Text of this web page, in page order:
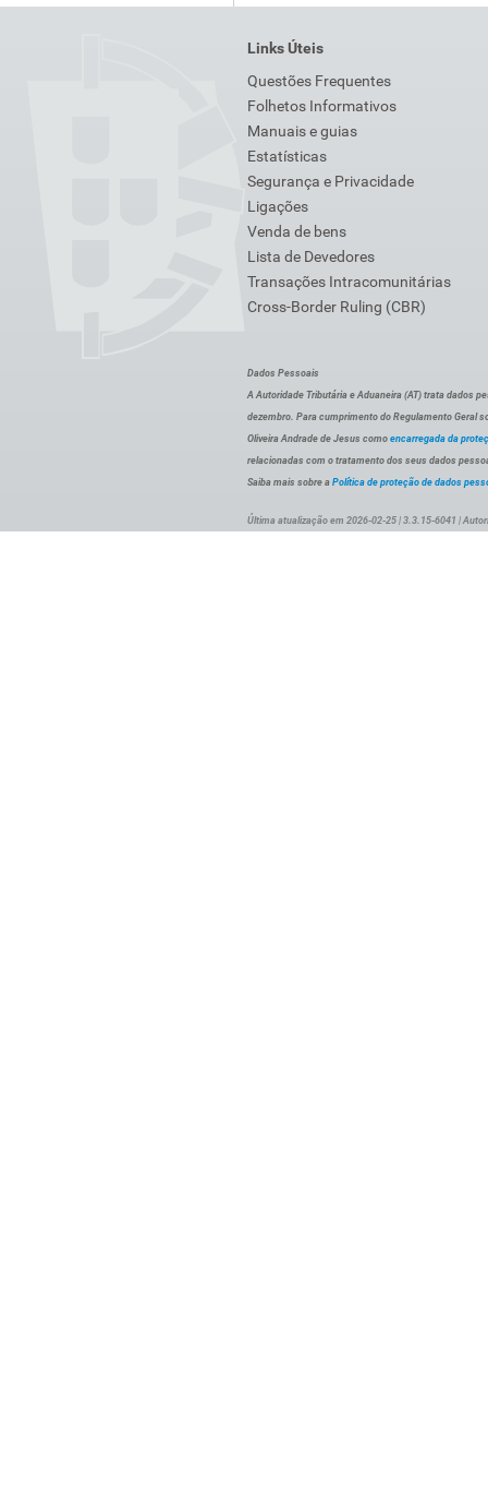
Links Úteis
Questões Frequentes
Folhetos Informativos
Manuais e guias
Estatísticas
Segurança e Privacidade
Ligações
Venda de bens
Lista de Devedores
Transações Intracomunitárias
Cross-Border Ruling (CBR)
Dados Pessoais
A Autoridade Tributária e Aduaneira (AT) trata dados
dezembro. Para cumprimento do Regulamento Geral
Oliveira Andrade de Jesus como encarregada da
relacionadas com o tratamento dos seus dados
Saiba mais sobre a Política de proteção de dados
Última atualização em 2026-02-25 | 3.3.15-6041 |